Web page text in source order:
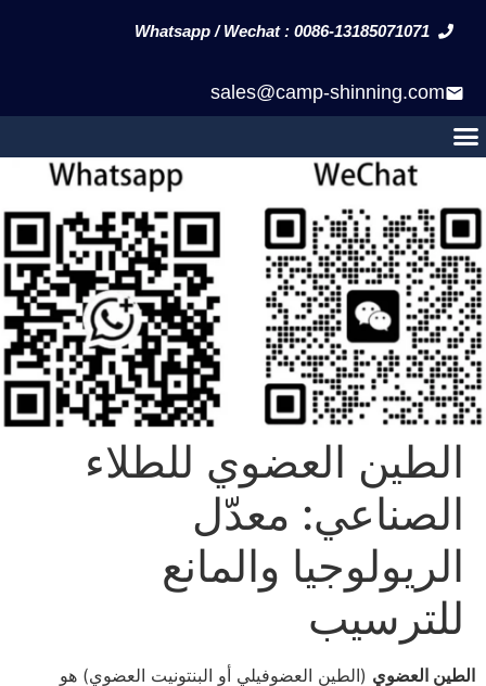
Whatsapp / Wechat : 0086-13185071071
sales@camp-shinning.com
الطين العضوي للطلاء
الصناعي: معدّل
الريولوجيا والمانع
للترسيب
الطين العضوي (الطين العضوفيلي أو البنتونيت العضوي) هو